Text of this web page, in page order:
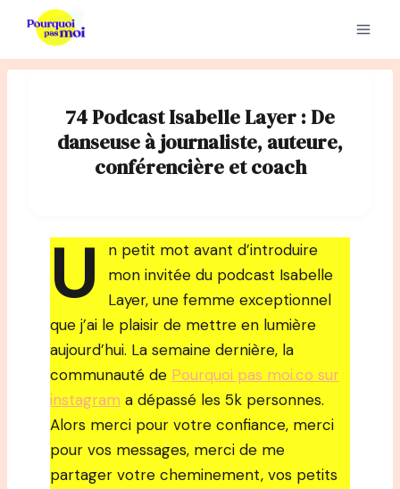
contenu
74 Podcast Isabelle Layer : De
danseuse à journaliste, auteure,
conférencière et coach
U
n petit mot avant d’introduire
mon invitée du podcast Isabelle
Layer, une femme exceptionnel
que j’ai le plaisir de mettre en lumière
aujourd’hui. La semaine dernière, la
communauté de Pourquoi pas moi.co sur
instagram a dépassé les 5k personnes.
Alors merci pour votre confiance, merci
pour vos messages, merci de me
partager votre cheminement, vos petits